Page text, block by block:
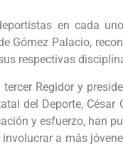
en cada
Gómez Palacio,
respectivas
Regidor y
del Deporte, César
y esfuerzo, han
a más